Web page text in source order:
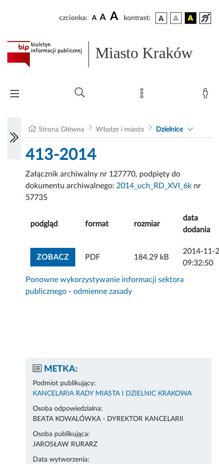
czcionka: A A A kontrast:
Miasto Kraków
Strona Główna Władze i miasto Dzielnice
413-2014
Załącznik archiwalny nr 127770, podpięty do
dokumentu archiwalnego: 2014_uch_RD_XVI_6k nr
57735
podgląd format rozmiar
data
dodania
ZOBACZZOBACZ ZAŁĄCZNIK
PDF 184.29 kB
2014-11-
09:32:50
Ponowne wykorzystywanie informacji sektora
publicznego - odmienne zasady
METKA:
Podmiot publikujący:
KANCELARIA RADY MIASTA I DZIELNIC KRAKOWA
Osoba odpowiedzialna:
BEATA KOWALÓWKA - DYREKTOR KANCELARII
Osoba publikująca:
JAROSŁAW RURARZ
Data wytworzenia: